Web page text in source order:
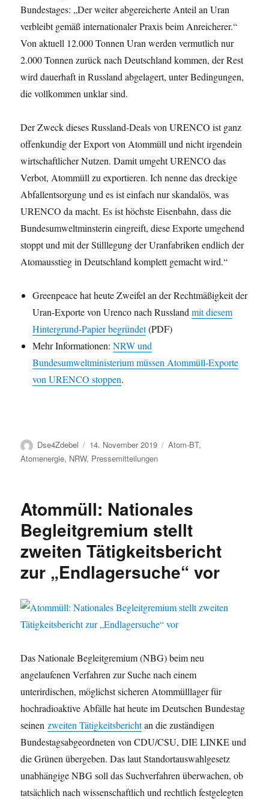
Bundestages: „Der weiter abgereicherte Anteil an Uran
verbleibt gemäß internationaler Praxis beim Anreicherer.“
Von aktuell 12.000 Tonnen Uran werden vermutlich nur
2.000 Tonnen zurück nach Deutschland kommen, der Rest
wird dauerhaft in Russland abgelagert, unter Bedingungen,
die vollkommen unklar sind.
Der Zweck dieses Russland-Deals von URENCO ist ganz
offenkundig der Export von Atommüll und nicht irgendein
wirtschaftlicher Nutzen. Damit umgeht URENCO das
Verbot, Atommüll zu exportieren. Ich nenne das dreckige
Abfallentsorgung und es ist einfach nur skandalös, was
URENCO da macht. Es ist höchste Eisenbahn, dass die
Bundesumweltminsterin eingreift, diese Exporte umgehend
stoppt und mit der Stilllegung der Uranfabriken endlich der
Atomausstieg in Deutschland komplett gemacht wird.“
Greenpeace hat heute Zweifel an der Rechtmäßigkeit der
Uran-Exporte von Urenco nach Russlandmit diesem
Hintergrund-Papier begründet(PDF)
Mehr Informationen:NRW und
Bundesumweltministerium müssen Atommüll-Exporte
von URENCO stoppen.
Autor
Dse4Zdebel
Veröffentlicht
am
14. November 2019 Kategorien
Atom-BT,
Atomenergie, NRW, Pressemitteilungen
Atommüll: Nationales
Begleitgremium stellt
zweiten Tätigkeitsbericht
zur „Endlagersuche“ vor
Das Nationale Begleitgremium (NBG) beim neu
angelaufenen Verfahren zur Suche nach einem
unterirdischen, möglichst sicheren Atommülllager für
hochradioaktive Abfälle hat heute im Deutschen Bundestag
seinenzweiten Tätigkeitsberichtan die zuständigen
Bundestagsabgeordneten von CDU/CSU, DIE LINKE und
die Grünen übergeben. Das laut Standortauswahlgesetz
unabhängige NBG soll das Suchverfahren überwachen, ob
tatsächlich nach wissenschaftlich und rechtlich festgelegten